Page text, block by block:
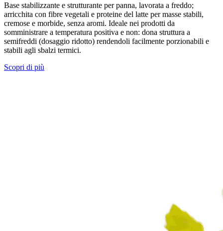
Base stabilizzante e strutturante per panna, lavorata a freddo;
arricchita con fibre vegetali e proteine del latte per masse stabili,
cremose e morbide, senza aromi. Ideale nei prodotti da
somministrare a temperatura positiva e non: dona struttura a
semifreddi (dosaggio ridotto) rendendoli facilmente porzionabili e
stabili agli sbalzi termici.
Scopri di più